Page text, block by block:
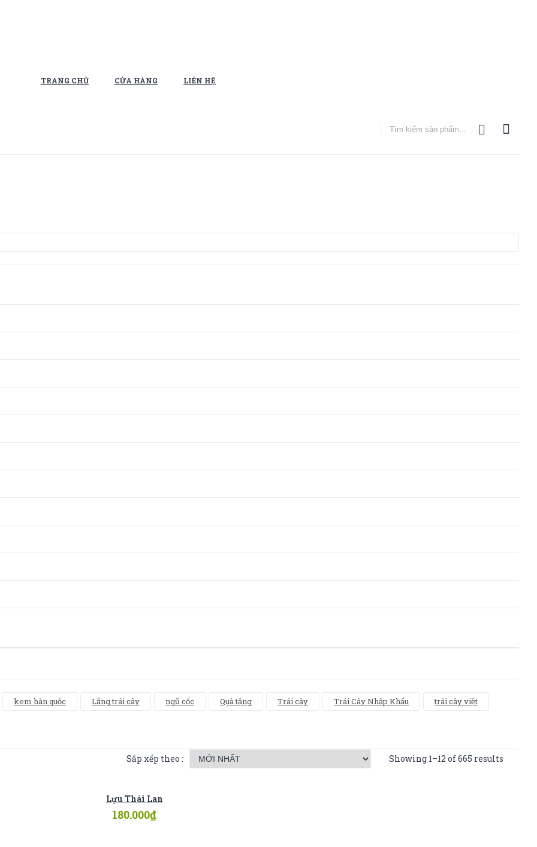
TRANG CHỦ CỬA HÀNG LIÊN HỆ
kem hàn quốc Lẵng trái cây ngũ cốc Quà tặng Trái cây Trái Cây Nhập Khẩu trái cây việt
Showing 1–12 of 665 results
Sắp xếp theo :
Lựu Thái Lan
180.000₫